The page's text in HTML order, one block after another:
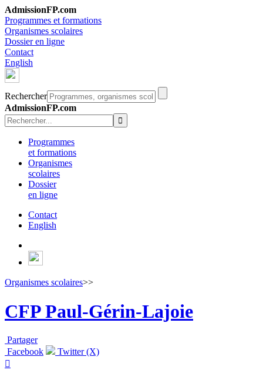
AdmissionFP.com
Programmes et formations
Organismes scolaires
Dossier en ligne
Contact
English
Rechercher
AdmissionFP.com
Programmes
et formations
Organismes
scolaires
Dossier
en ligne
Contact
English
Organismes scolaires>>
CFP Paul-Gérin-Lajoie
Partager
Facebook
Twitter (X)
